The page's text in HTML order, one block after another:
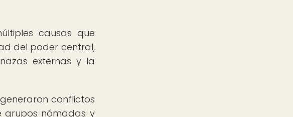
causas que
del poder central,
externas y la
conflictos
grupos nómadas y